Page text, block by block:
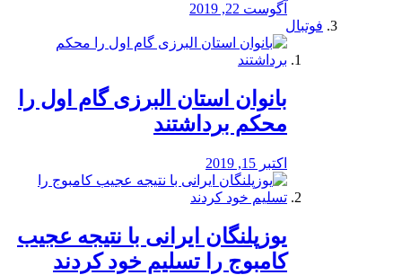
آگوست 22, 2019
فوتبال
بانوان استان البرزی گام اول را
محكم برداشتند
اکتبر 15, 2019
یوزپلنگان ایرانی با نتیجه عجیب
کامبوج را تسلیم خود کردند